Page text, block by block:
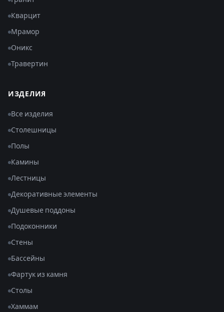
Кварцит
Мрамор
Оникс
Травертин
ИЗДЕЛИЯ
Все изделия
Столешницы
Полы
Камины
Лестницы
Декоративные элементы
Душевые поддоны
Подоконники
Стены
Бассейны
Фартук из камня
Столы
Хаммам